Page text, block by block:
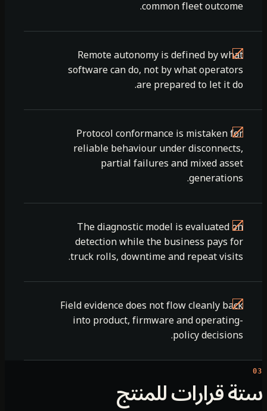
common fleet outcome.
Remote autonomy is defined by what
software can do, not by what operators
are prepared to let it do.
Protocol conformance is mistaken for
reliable behaviour under disconnects,
partial failures and mixed asset
generations.
The diagnostic model is evaluated on
detection while the business pays for
truck rolls, downtime and repeat visits.
Field evidence does not flow cleanly back
into product, firmware and operating-
policy decisions.
قرارات للمنتج